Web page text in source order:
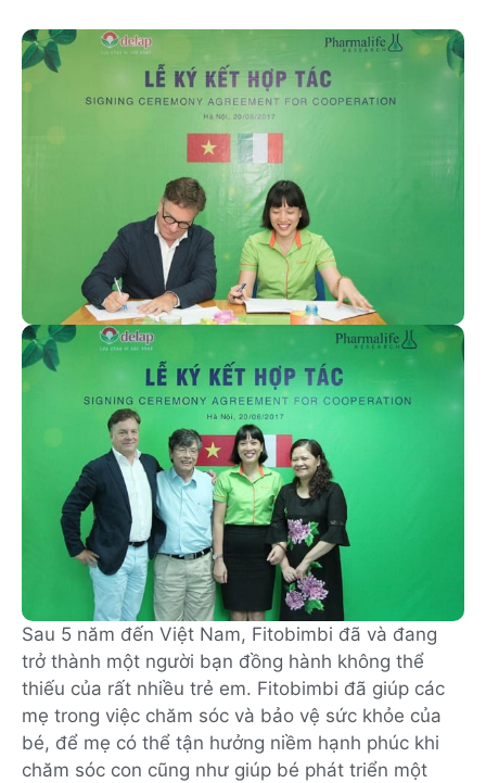
Sau 5 năm đến Việt Nam, Fitobimbi đã và đang
trở thành một người bạn đồng hành không thể
thiếu của rất nhiều trẻ em. Fitobimbi đã giúp các
mẹ trong việc chăm sóc và bảo vệ sức khỏe của
bé, để mẹ có thể tận hưởng niềm hạnh phúc khi
chăm sóc con cũng như giúp bé phát triển một